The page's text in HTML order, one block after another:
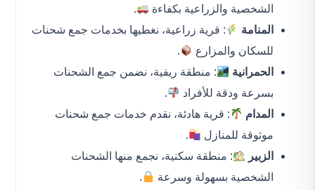
الشخصية والزراعية بكفاءة
.
المنامة
: قرية زراعية، نغطيها بخدمات جمع شحنات
للسكان والمزارع
.
الحمرانية
: منطقة ريفية، نضمن جمع الشحنات
بسرعة ودقة للأفراد
.
المدام
: قرية هادئة، نقدم خدمات جمع شحنات
موثوقة للمنازل
.
الزبير
: منطقة سكنية، نجمع منها الشحنات
الشخصية بسهولة وسرعة
.